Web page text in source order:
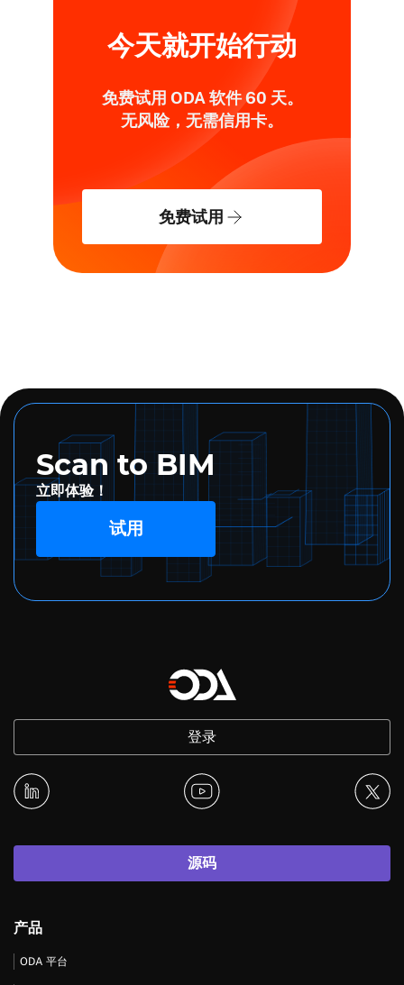
今天就开始行动
免费试用 ODA 软件 60 天。
无风险，无需信用卡。
免费试用
Scan to BIM
立即体验！
试用
登录
源码
产品
ODA 平台